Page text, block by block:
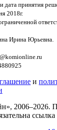
дата принятия
2018г.
Ирина Юрьевна.
и
2006–2026.